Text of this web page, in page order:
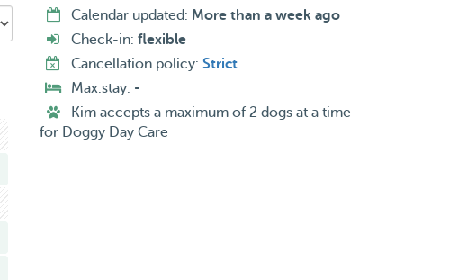
we gaan “bijna” elke dag wel een lange wandeling
en vertroeteld en slapen en verblijven gewoon in
dat je het te veel vind. Stuur me een bericht en ik kan
vragen zijn ben ik altijd bereid deze te beantwoorden.
Calendar updated: More than a week ago
Check-in: flexible
Cancellation policy: Strict
Max.stay: -
Kim accepts a maximum of 2 dogs at a time
for Doggy Day Care